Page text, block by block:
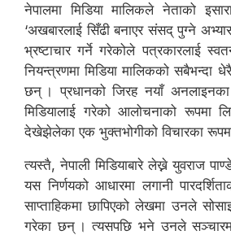
नेपालमा मिडिया मालिकले नेताको
‘अखबारलाई सिँढी बनाएर संसद् पुग्ने
भ्रष्टाचार गर्ने गरेकोले पत्रकारलाई
नियन्त्रणमा मिडिया मालिकको सबैभन्दा
छन् । प्रधानको जिरह नयाँ
मिडियालाई गरेको आलोचनाको रूपमा
देखेझेलेका एक भुक्तभोगीको विचारका
त्यस्तै, नेपाली मिडियाबारे लेख्ने युवराज
यस निर्णयको आधारमा लगानी
साप्ताहिकमा छापिएको लेखमा उनले
गरेका छन् । त्यसपछि भने उनले